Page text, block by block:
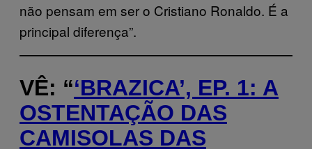
não pensam em ser o Cristiano Ronaldo. É a
principal diferença”.
VÊ: “‘BRAZICA’, EP. 1: A
OSTENTAÇÃO DAS
CAMISOLAS DAS